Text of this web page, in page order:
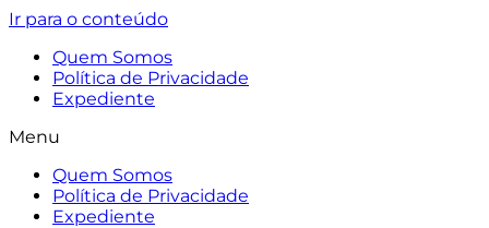
Ir para o conteúdo
Quem Somos
Política de Privacidade
Expediente
Menu
Quem Somos
Política de Privacidade
Expediente